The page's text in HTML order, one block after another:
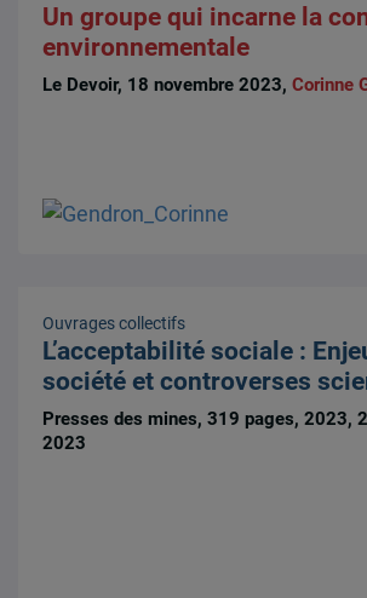
Un groupe qui incarne la
environnementale
Le Devoir, 18 novembre 2023,Corinne
Ouvrages collectifs
L’acceptabilité sociale :
société et controverses
Presses des mines, 319 pages, 2023,
2023